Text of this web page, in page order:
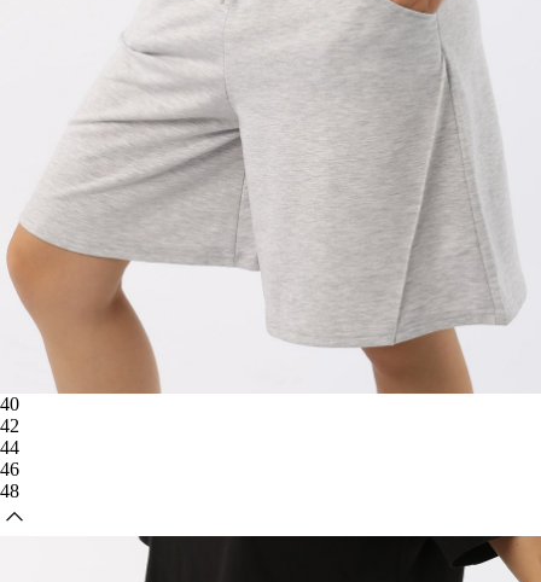
40
42
44
46
48